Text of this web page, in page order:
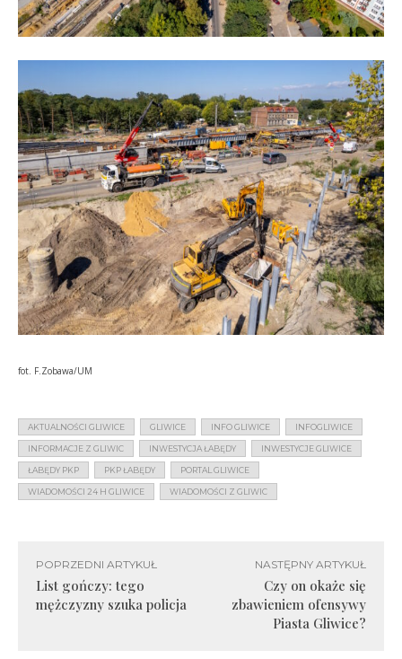
fot. F.Zobawa/UM
AKTUALNOŚCI GLIWICE GLIWICE INFO GLIWICE INFOGLIWICE
INFORMACJE Z GLIWIC INWESTYCJA ŁABĘDY INWESTYCJE GLIWICE
ŁABĘDY PKP PKP ŁABĘDY PORTAL GLIWICE
WIADOMOŚCI 24 H GLIWICE WIADOMOŚCI Z GLIWIC
POPRZEDNI ARTYKUŁ
List gończy: tego
mężczyzny szuka policja
NASTĘPNY ARTYKUŁ
Czy on okaże się
zbawieniem ofensywy
Piasta Gliwice?